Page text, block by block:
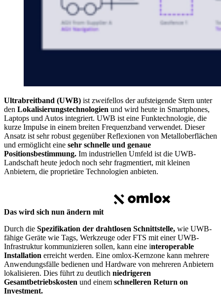
Ultrabreitband (UWB) ist zweifellos der aufsteigende Stern unter
den Lokalisierungstechnologien und wird heute in Smartphones,
Laptops und Autos integriert. UWB ist eine Funktechnologie, die
kurze Impulse in einem breiten Frequenzband verwendet. Dieser
Ansatz ist sehr robust gegenüber Reflexionen von Metalloberflächen
und ermöglicht eine sehr schnelle und genaue
Positionsbestimmung. Im industriellen Umfeld ist die UWB-
Landschaft heute jedoch noch sehr fragmentiert, mit kleinen
Anbietern, die proprietäre Technologien anbieten.
Das wird sich nun ändern mit
Durch die Spezifikation der drahtlosen Schnittstelle, wie UWB-
fähige Geräte wie Tags, Werkzeuge oder FTS mit einer UWB-
Infrastruktur kommunizieren sollen, kann eine interoperable
Installation erreicht werden. Eine omlox-Kernzone kann mehrere
Anwendungsfälle bedienen und Hardware von mehreren Anbietern
lokalisieren. Dies führt zu deutlich niedrigeren
Gesamtbetriebskosten und einem schnelleren Return on
Investment.